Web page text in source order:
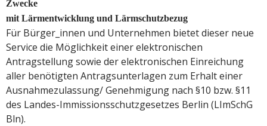
Zwecke
mit Lärmentwicklung und Lärmschutzbezug
Für Bürger_innen und Unternehmen bietet dieser neue
Service die Möglichkeit einer elektronischen
Antragstellung sowie der elektronischen Einreichung
aller benötigten Antragsunterlagen zum Erhalt einer
Ausnahmezulassung/ Genehmigung nach §10 bzw. §11
des Landes-Immissionsschutzgesetzes Berlin (LImSchG
Bln).